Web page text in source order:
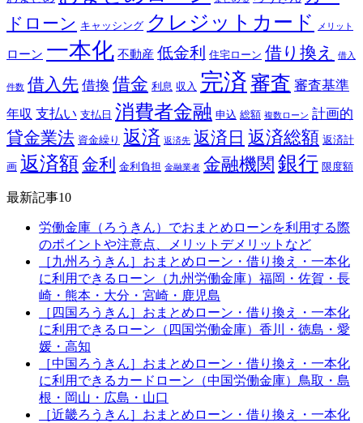
ドローン キャッシング クレジットカード メリット
ローン 一本化 不動産 低金利 住宅ローン 借り換え 借入
件数 借入先 借換 借金 利息 収入 完済 審査 審査基準
年収 支払い 支払日 消費者金融 申込 総額 複数ローン 計画的
貸金業法 資金繰り 返済 返済先 返済日 返済総額 返済計
画 返済額金利 金利負担 金融業者 金融機関 銀行 限度額
最新記事10
労働金庫（ろうきん）でおまとめローンを利用する際
のポイントや注意点、メリットデメリットなど
［九州ろうきん］おまとめローン・借り換え・一本化
に利用できるローン（九州労働金庫）福岡・佐賀・長
崎・熊本・大分・宮崎・鹿児島
［四国ろうきん］おまとめローン・借り換え・一本化
に利用できるローン（四国労働金庫）香川・徳島・愛
媛・高知
［中国ろうきん］おまとめローン・借り換え・一本化
に利用できるカードローン（中国労働金庫）鳥取・島
根・岡山・広島・山口
［近畿ろうきん］おまとめローン・借り換え・一本化